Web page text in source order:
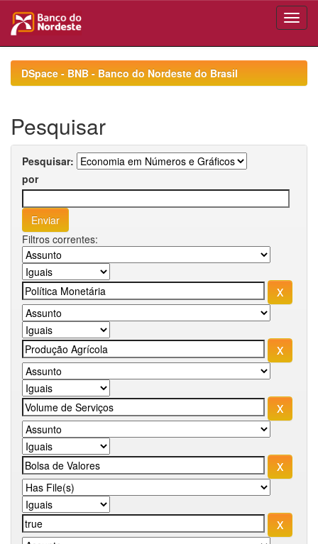
navigationDSpace - BNB - Banco do Nordeste do Brasil
Pesquisar
Pesquisar:
por
Filtros correntes: